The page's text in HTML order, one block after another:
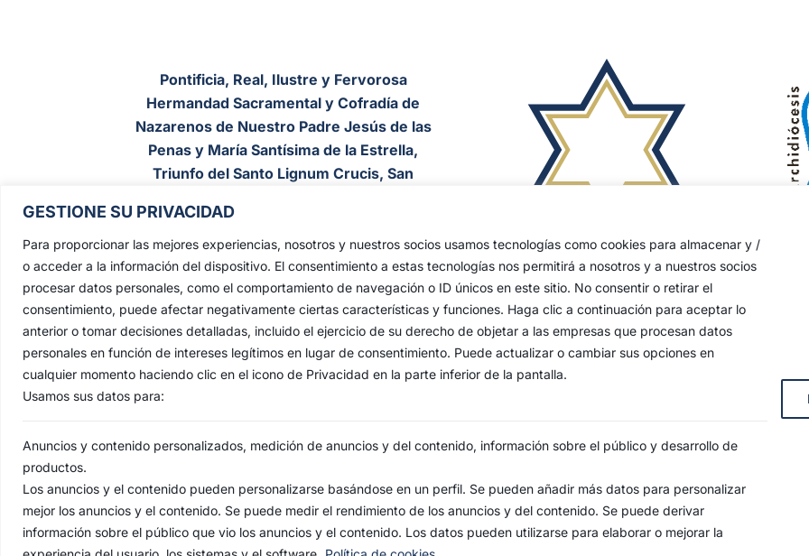
GESTIONE SU PRIVACIDAD
Para proporcionar las mejores experiencias, nosotros y nuestros socios usamos tecnologías como cookies para almacenar y /
o acceder a la información del dispositivo. El consentimiento a estas tecnologías nos permitirá a nosotros y a nuestros socios
procesar datos personales, como el comportamiento de navegación o ID únicos en este sitio. No consentir o retirar el
consentimiento, puede afectar negativamente ciertas características y funciones. Haga clic a continuación para aceptar lo
anterior o tomar decisiones detalladas, incluido el ejercicio de su derecho de objetar a las empresas que procesan datos
personales en función de intereses legítimos en lugar de consentimiento. Puede actualizar o cambiar sus opciones en
cualquier momento haciendo clic en el icono de Privacidad en la parte inferior de la pantalla.
Usamos sus datos para:
Anuncios y contenido personalizados, medición de anuncios y del contenido, información sobre el público y desarrollo de
productos.
Los anuncios y el contenido pueden personalizarse basándose en un perfil. Se pueden añadir más datos para personalizar
mejor los anuncios y el contenido. Se puede medir el rendimiento de los anuncios y del contenido. Se puede derivar
información sobre el público que vio los anuncios y el contenido. Los datos pueden utilizarse para elaborar o mejorar la
Pontificia, Real, Ilustre y Fervorosa
Hermandad Sacramental y Cofradía de
Nazarenos de Nuestro Padre Jesús de las
Penas y María Santísima de la Estrella,
Triunfo del Santo Lignum Crucis, San
Capilla: C. San Jacinto, 41
Casa Hermandad: C/ Jesús de las Penas, 4
41010 Sevilla
AVISO LEGAL POLÍTICA DE PRIVACIDAD POLÍTICA DE